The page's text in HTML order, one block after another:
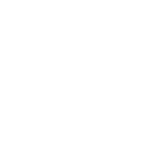
fini par sauter